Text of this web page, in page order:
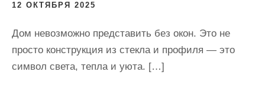
12 ОКТЯБРЯ 2025
Дом невозможно представить без окон. Это не
просто конструкция из стекла и профиля — это
символ света, тепла и уюта. […]